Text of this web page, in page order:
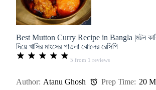
Best Mutton Curry Recipe in Bangla |মটন
দিয়ে খাসির মাংসের পাতলা ঝোলের রেসিপি
5 from 1 reviews
Author: Atanu Ghosh Prep Time: 20